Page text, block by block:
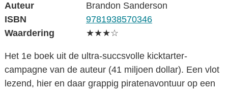
Auteur
Brandon Sanderson
ISBN
9781938570346
Waardering
★★★☆
Het 1e boek uit de ultra-succsvolle kicktarter-
campagne van de auteur (41 miljoen dollar). Een vlot
lezend, hier en daar grappig piratenavontuur op een